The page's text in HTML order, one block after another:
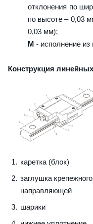
отклонения по
по высоте – 0,03
0,03 мм);
M - исполнение
Конструкция
каретка (блок)
заглушка
направляющей
шарики